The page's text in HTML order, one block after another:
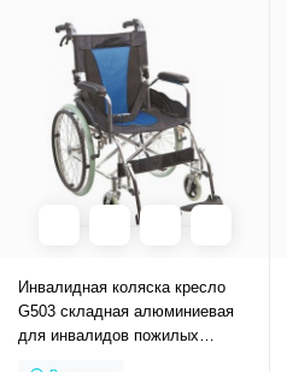
Инвалидная коляска кресло
G503 складная алюминиевая
для инвалидов пожилых